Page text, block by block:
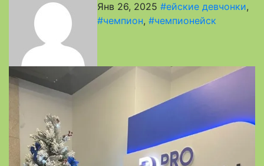
Янв 26, 2025 #ейские девчонки,
#чемпион, #чемпионейск